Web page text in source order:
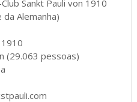
Sankt Pauli von 1910
Alemanha)
(29.063 pessoas)